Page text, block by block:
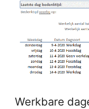
Werkbare